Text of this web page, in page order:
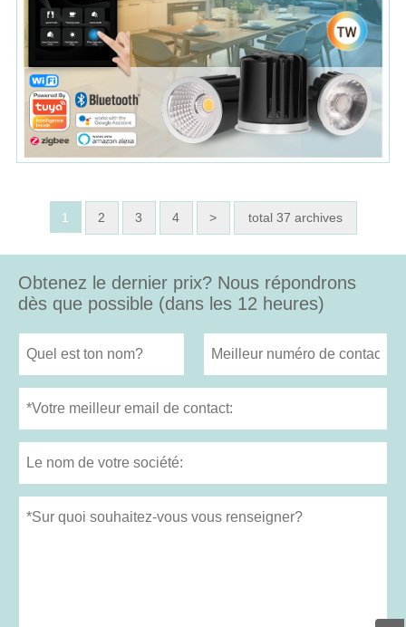
1 2 3 4 > total 37 archives
Obtenez le dernier prix? Nous répondrons
dès que possible (dans les 12 heures)